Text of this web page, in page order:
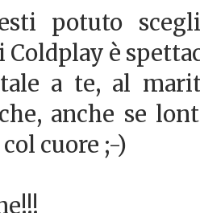
potuto
Coldplay è
a te, al
anche se
cuore ;-)